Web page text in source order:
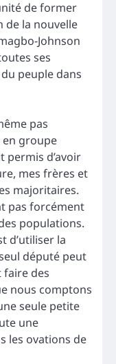
de former
de la nouvelle
Johnson
ses
peuple dans
pas
en groupe
permis d’avoir
mes frères et
majoritaires.
pas forcément
populations.
d’utiliser la
député peut
faire des
nous comptons
seule petite
une
les ovations de